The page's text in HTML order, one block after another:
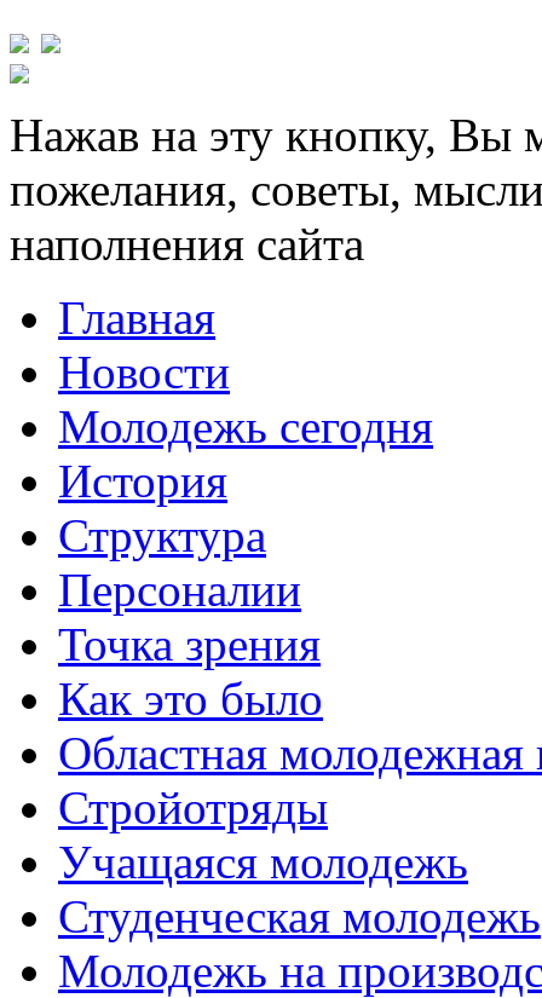
Нажав на эту кнопку, Вы
пожелания, советы,
наполнения сайта
Главная
Новости
Молодежь сегодня
История
Структура
Персоналии
Точка зрения
Как это было
Областная молодежная
Стройотряды
Учащаяся молодежь
Студенческая молодежь
Молодежь на